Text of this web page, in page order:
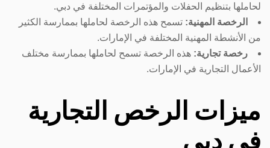
لحاملها بتنظيم الحفلات والمؤتمرات المختلفة في دبي.
الرخصة المهنية: تسمح هذه الرخصة لحاملها بممارسة الكثير
من الأنشطة المهنية المختلفة في الإمارات.
رخصة تجارية: هذه الرخصة تسمح لحاملها بممارسة مختلف
الأعمال التجارية في الإمارات.
ميزات الرخص التجارية
في دبي